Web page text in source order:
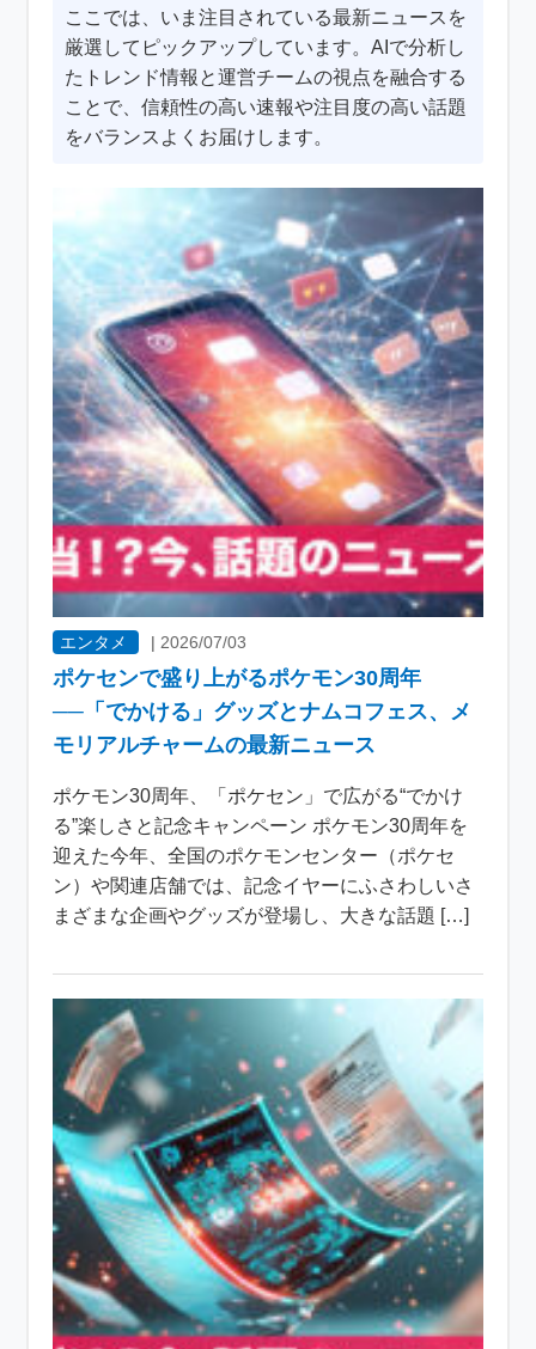
ここでは、いま注目されている最新ニュースを
厳選してピックアップしています。AIで分析し
たトレンド情報と運営チームの視点を融合する
ことで、信頼性の高い速報や注目度の高い話題
をバランスよくお届けします。
エンタメ |2026/07/03
ポケセンで盛り上がるポケモン30周年
──「でかける」グッズとナムコフェス、メ
モリアルチャームの最新ニュース
ポケモン30周年、「ポケセン」で広がる“でかけ
る”楽しさと記念キャンペーン ポケモン30周年を
迎えた今年、全国のポケモンセンター（ポケセ
ン）や関連店舗では、記念イヤーにふさわしいさ
まざまな企画やグッズが登場し、大きな話題 […]